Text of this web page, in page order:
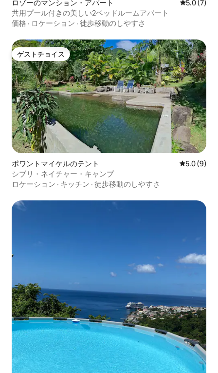
ロゾーのマンション・アパート レビュー7
5.0 (7)
共用プール付きの美しい2ベッドルームアパート
価格 · ロケーション · 徒歩移動のしやすさ
ゲストチョイス
ゲストチョイス
ポワントマイケルのテント レビュー9
5.0 (9)
シブリ・ネイチャー・キャンプ
ロケーション · キッチン · 徒歩移動のしやすさ